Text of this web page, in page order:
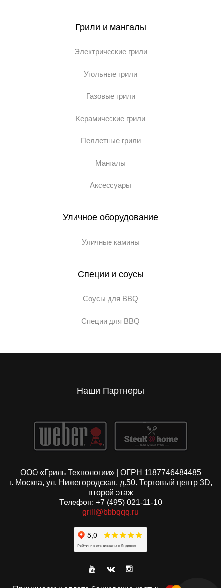
Грили и мангалы
Электрические грили
Угольные грили
Газовые грили
Керамические грили
Пеллетные грили
Мангалы
Аксессуары
Уличное оборудование
Уличные камины
Специи и соусы
Соусы для BBQ
Специи для BBQ
Наши Партнеры
ООО «Гриль Технологии» | ОГРН 1187746484485
г. Москва, ул. Нижегородская, д.50. Торговый центр 3D,
второй этаж
Телефон: +7 (495) 021-11-10
grill@bbbqqq.ru